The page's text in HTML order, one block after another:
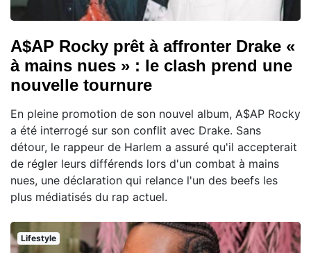
A$AP Rocky prêt à affronter Drake «
à mains nues » : le clash prend une
nouvelle tournure
En pleine promotion de son nouvel album, A$AP Rocky
a été interrogé sur son conflit avec Drake. Sans
détour, le rappeur de Harlem a assuré qu'il accepterait
de régler leurs différends lors d'un combat à mains
nues, une déclaration qui relance l'un des beefs les
plus médiatisés du rap actuel.
Lifestyle